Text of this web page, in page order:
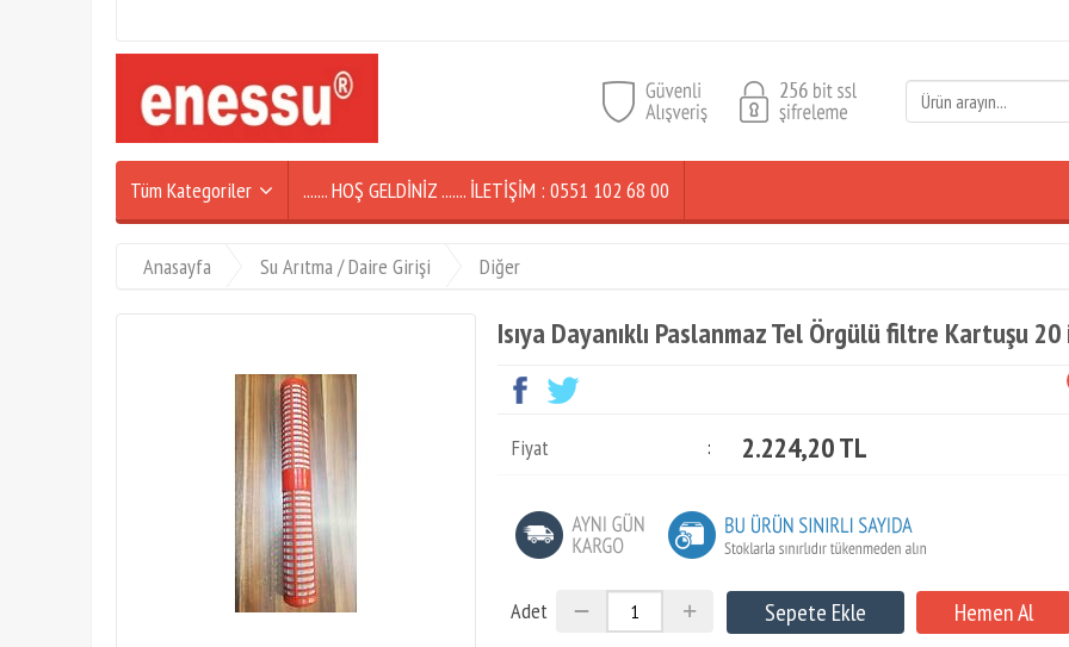
Tüm Kategoriler ....... HOŞ GELDİNİZ ....... İLETİŞİM : 0551 102 68 00
Anasayfa Su Arıtma / Daire Girişi Diğer
Isıya Dayanıklı Paslanmaz Tel Örgülü filtre Kartuşu
Fiyat : 2.224,20 TL
Adet